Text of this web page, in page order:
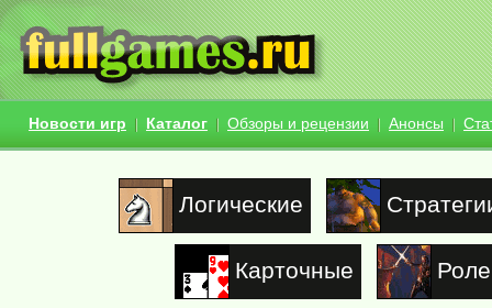
Новости игр Каталог Обзоры и рецензии Анонсы
Логические
Карточные